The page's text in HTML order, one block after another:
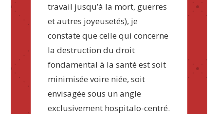
travail jusqu’à la mort, guerres
et autres joyeusetés), je
constate que celle qui concerne
la destruction du droit
fondamental à la santé est soit
minimisée voire niée, soit
envisagée sous un angle
exclusivement hospitalo-centré.